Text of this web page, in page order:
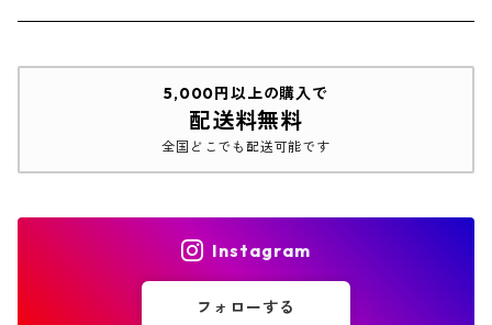
シルバー スタッドピアス
5,000円以上の購入で
配送料無料
全国どこでも配送可能です
Instagram
フォローする